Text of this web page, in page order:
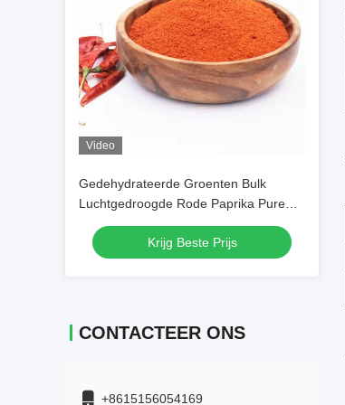
Video
Gedehydrateerde Groenten Bulk
Luchtgedroogde Rode Paprika Pure
SHU30000 Rode Chilipeper Poeder
Chilipoeder
Krijg Beste Prijs
CONTACTEER ONS
+8615156054169